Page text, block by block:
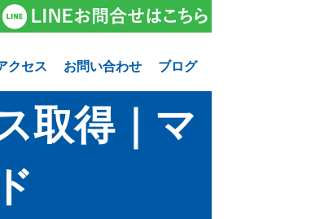
クセス お問い合わせ ブログ
取得｜マ